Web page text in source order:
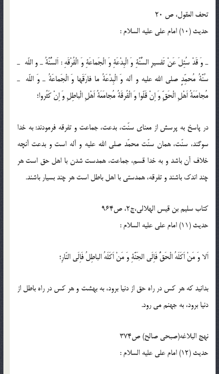
تحف العقول، ص 20
حدیث (10) امام على عليه السلام :
ـ وَ قَدْ سُئِلَ عَنْ تَفسيرِ السُّنَّةِ وَ الْبِدْعَةِ وَ الْجَماعَةِ وَ الْفُرْقَهِ : اَلسُّنَّةُ ـ و اللّه ـ
سُنَّةُ مُحمِّدٍ صلى الله عليه و آله وَ الْبِدْعَةُ ما فارَقَها وَ الْجَماعَةُ ـ وَ اللّه ـ
مُجامَعَةُ اَهْلِ الْحَقِّ وَ اِنْ قَلّوا وَ الْفُرقَةُ مُجامَعَةُ اَهْلِ الْباطِلِ وَ اِنْ كَثُروا؛
در پاسخ به پرسش از معناى سنّت، بدعت، جماعت و تفرقه فرمودند: به خدا
سوگند، سنّت، همان سنّت محمّد صلى الله عليه و آله است و بدعت آنچه
خلاف آن باشد و به خدا قسم، جماعت، همدست شدن با اهل حق است هر
چند اندك باشند و تفرقه، همدستى با اهل باطل است هر چند بسيار باشند.
کتاب سلیم بن قیس الهلالی،ج2، ص964
حدیث (11) امام على عليه السلام :
اَلا وَ مَنْ اَكَلَهُ الْحَقُّ فَاِلَى الجَنَّةِ وَ مَنْ اَكَلَهُ الباطِلُ فَاِلَى النّارِ؛
بدانيد كه هر كس در راه حق از دنيا برود، به بهشت و هر كس در راه باطل از
دنيا برود، به جهنم مى رود.
نهج البلاغه(صبحی صالح) ص374
حدیث (12) امام على عليه السلام :